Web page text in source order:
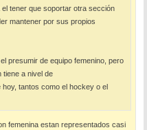
tener que soportar otra sección
mantener por sus propios
presumir de equipo femenino, pero
tiene a nivel de
tantos como el hockey o el
femenina estan representados casi